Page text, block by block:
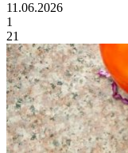
11.06.2026
1
21